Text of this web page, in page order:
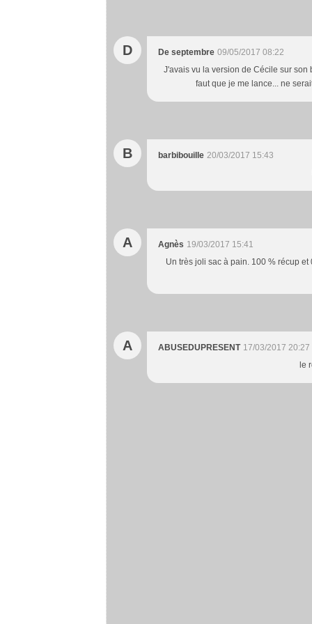
D De septembre 09/05/2017 08:22
J'avais vu la version de Cécile sur son
faut que je me lance... ne
B barbibouille 20/03/2017 15:43
A Agnès 19/03/2017 15:41
Un très joli sac à pain. 100 % récup
A ABUSEDUPRESENT 17/03/2017 20:27
le